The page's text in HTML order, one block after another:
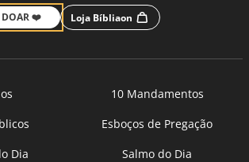
DOAR ❤️ Loja Bíbliaon
10 Mandamentos
Esboços de Pregação
Dia
Salmo do Dia